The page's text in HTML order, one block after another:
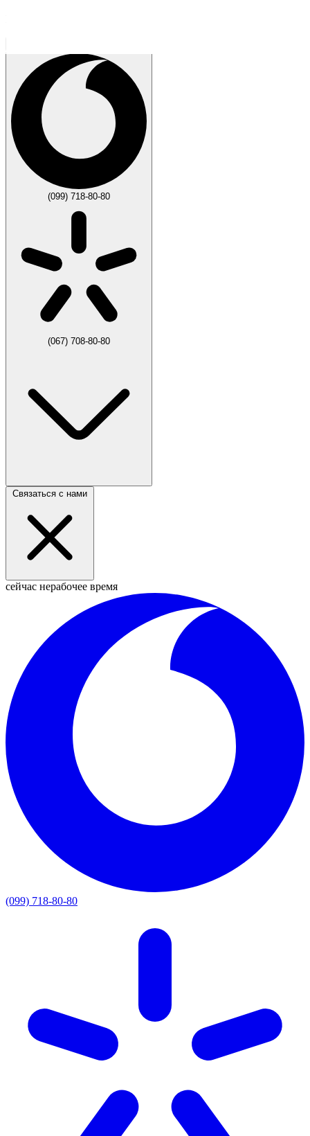
(099) 718-80-80
(067) 708-80-80
Связаться с нами
сейчас нерабочее время
(099) 718-80-80